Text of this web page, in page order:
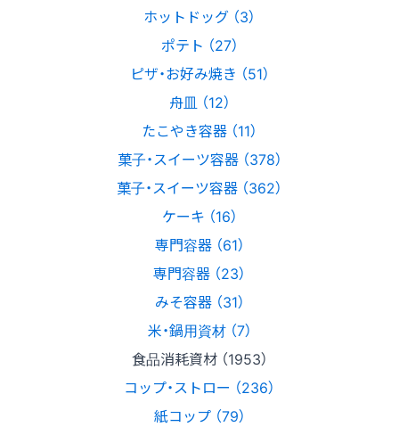
ホットドッグ （3）
ポテト （27）
ピザ・お好み焼き （51）
舟皿 （12）
たこやき容器 （11）
菓子・スイーツ容器 （378）
菓子・スイーツ容器 （362）
ケーキ （16）
専門容器 （61）
専門容器 （23）
みそ容器 （31）
米・鍋用資材 （7）
食品消耗資材 （1953）
コップ・ストロー （236）
紙コップ （79）